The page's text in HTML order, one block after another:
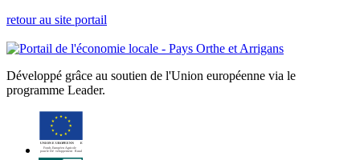
retour au site portail
Développé grâce au soutien de l'Union européenne via le
programme Leader.